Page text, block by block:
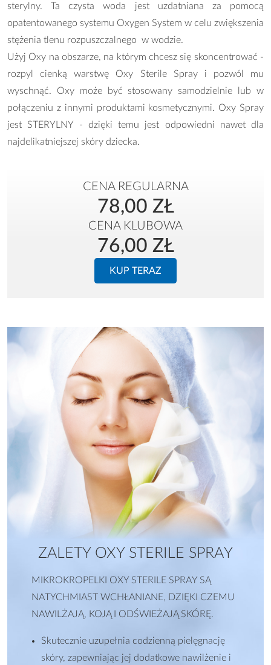
sterylny. Ta czysta woda jest uzdatniana za pomocą
opatentowanego systemu Oxygen System w celu zwiększenia
stężenia tlenu rozpuszczalnego w wodzie.
Użyj Oxy na obszarze, na którym chcesz się skoncentrować -
rozpyl cienką warstwę Oxy Sterile Spray i pozwól mu
wyschnąć. Oxy może być stosowany samodzielnie lub w
połączeniu z innymi produktami kosmetycznymi. Oxy Spray
jest STERYLNY - dzięki temu jest odpowiedni nawet dla
najdelikatniejszej skóry dziecka.
CENA REGULARNA
78,00 ZŁ
CENA KLUBOWA
76,00 ZŁ
KUP TERAZ
ZALETY OXY STERILE SPRAY
MIKROKROPELKI OXY STERILE SPRAY SĄ
NATYCHMIAST WCHŁANIANE, DZIĘKI CZEMU
NAWILŻAJĄ, KOJĄ I ODŚWIEŻAJĄ SKÓRĘ.
Skutecznie uzupełnia codzienną pielęgnację
skóry, zapewniając jej dodatkowe nawilżenie i